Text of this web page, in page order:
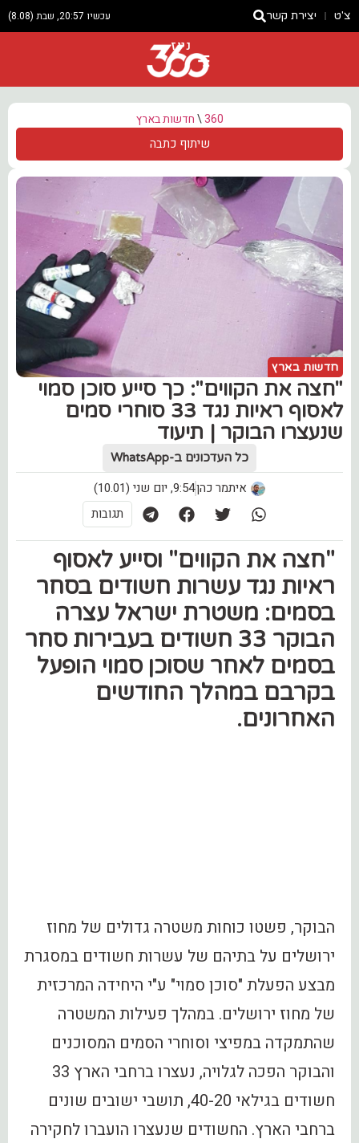
צ'ט יצירת קשר עכשיו 20:57, שבת (8.08)
ניוז
360
\חדשות בארץ
שיתוף כתבה
חדשות בארץ
"חצה את הקווים": כך סייע סוכן סמוי
לאסוף ראיות נגד 33 סוחרי סמים
שנעצרו הבוקר | תיעוד
כל העדכונים ב-WhatsApp
איתמר כהן9:54, יום שני (10.01)
תגובות
"חצה את הקווים" וסייע לאסוף
ראיות נגד עשרות חשודים בסחר
בסמים: משטרת ישראל עצרה
הבוקר 33 חשודים בעבירות סחר
בסמים לאחר שסוכן סמוי הופעל
בקרבם במהלך החודשים
האחרונים.
הבוקר, פשטו כוחות משטרה גדולים של מחוז
ירושלים על בתיהם של עשרות חשודים במסגרת
מבצע הפעלת "סוכן סמוי" ע"י היחידה המרכזית
של מחוז ירושלים. במהלך פעילות המשטרה
שהתמקדה במפיצי וסוחרי הסמים המסוכנים
והבוקר הפכה לגלויה, נעצרו ברחבי הארץ 33
חשודים בגילאי 40-20, תושבי ישובים שונים
ברחבי הארץ. החשודים שנעצרו הועברו לחקירה